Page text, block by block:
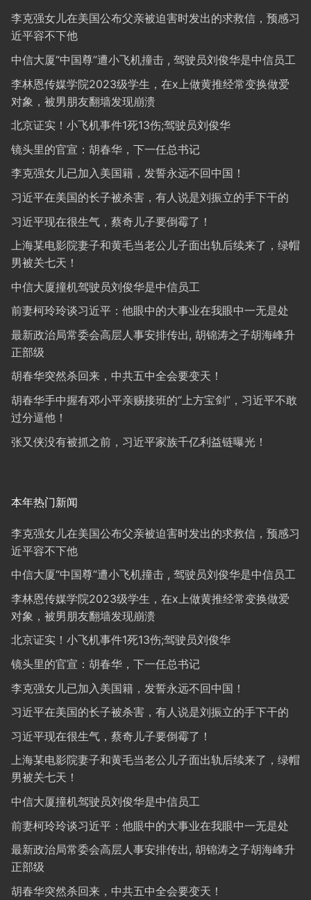
李克强女儿在美国公布父亲被迫害时发出的求救信，预感习
近平容不下他
中信大厦“中国尊”遭小飞机撞击 , 驾驶员刘俊华是中信员工
李林恩传媒学院2023级学生，在x上做黄推经常变换做爱
对象，被男朋友翻墙发现崩溃
北京证实！小飞机事件1死13伤;驾驶员刘俊华
镜头里的官宣：胡春华，下一任总书记
李克强女儿已加入美国籍，发誓永远不回中国！
习近平在美国的长子被杀害，有人说是刘振立的手下干的
习近平现在很生气，蔡奇儿子要倒霉了！
上海某电影院妻子和黄毛当老公儿子面出轨后续来了，绿帽
男被关七天！
中信大厦撞机驾驶员刘俊华是中信员工
前妻柯玲玲谈习近平：他眼中的大事业在我眼中一无是处
最新政治局常委会高层人事安排传出, 胡锦涛之子胡海峰升
正部级
胡春华突然杀回来，中共五中全会要变天！
胡春华手中握有邓小平亲赐接班的“上方宝剑”，习近平不敢
过分逼他！
张又侠没有被抓之前，习近平家族千亿利益链曝光！
本年热门新闻
李克强女儿在美国公布父亲被迫害时发出的求救信，预感习
近平容不下他
中信大厦“中国尊”遭小飞机撞击 , 驾驶员刘俊华是中信员工
李林恩传媒学院2023级学生，在x上做黄推经常变换做爱
对象，被男朋友翻墙发现崩溃
北京证实！小飞机事件1死13伤;驾驶员刘俊华
镜头里的官宣：胡春华，下一任总书记
李克强女儿已加入美国籍，发誓永远不回中国！
习近平在美国的长子被杀害，有人说是刘振立的手下干的
习近平现在很生气，蔡奇儿子要倒霉了！
上海某电影院妻子和黄毛当老公儿子面出轨后续来了，绿帽
男被关七天！
中信大厦撞机驾驶员刘俊华是中信员工
前妻柯玲玲谈习近平：他眼中的大事业在我眼中一无是处
最新政治局常委会高层人事安排传出, 胡锦涛之子胡海峰升
正部级
胡春华突然杀回来，中共五中全会要变天！